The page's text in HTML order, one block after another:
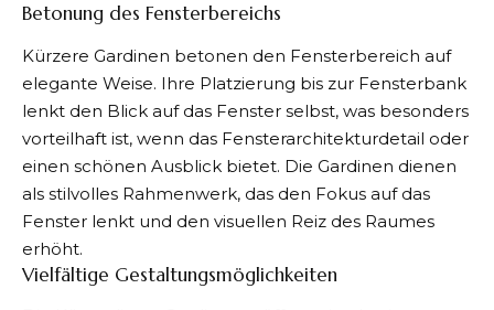
Betonung des Fensterbereichs
Kürzere Gardinen betonen den Fensterbereich auf
elegante Weise. Ihre Platzierung bis zur Fensterbank
lenkt den Blick auf das Fenster selbst, was besonders
vorteilhaft ist, wenn das Fensterarchitekturdetail oder
einen schönen Ausblick bietet. Die Gardinen dienen
als stilvolles Rahmenwerk, das den Fokus auf das
Fenster lenkt und den visuellen Reiz des Raumes
erhöht.
Vielfältige Gestaltungsmöglichkeiten